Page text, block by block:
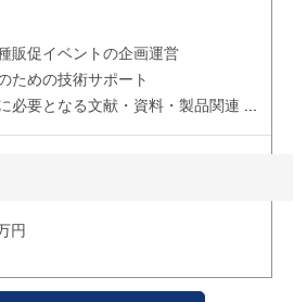
販促イベントの企画運営
ための技術サポート
必要となる文献・資料・製品関連 ...
円